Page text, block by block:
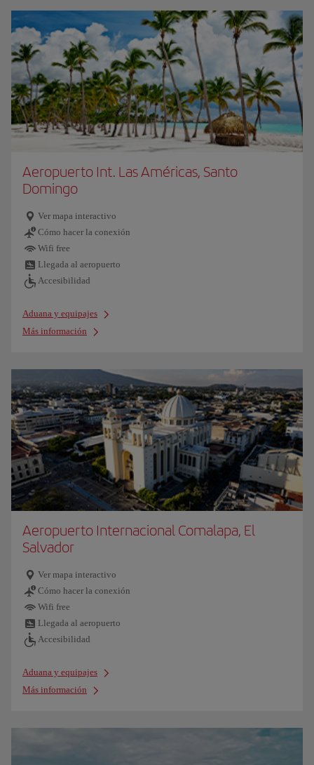
Aeropuerto Int. Las Américas, Santo
Domingo
Ver mapa interactivo
Cómo hacer la conexión
Wifi free
Llegada al aeropuerto
Accesibilidad
Aduana y equipajes
Más información
Aeropuerto Internacional Comalapa, El
Salvador
Ver mapa interactivo
Cómo hacer la conexión
Wifi free
Llegada al aeropuerto
Accesibilidad
Aduana y equipajes
Más información